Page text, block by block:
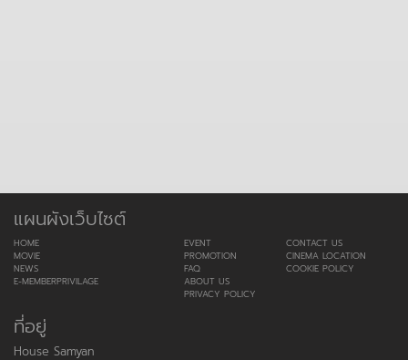
แผนผังเว็บไซต์
HOME
MOVIE
NEWS
E-MEMBERPRIVILAGE
EVENT
PROMOTION
FAQ
ABOUT US
PRIVACY POLICY
CONTACT US
CINEMA LOCATION
COOKIE POLICY
ที่อยู่
House Samyan